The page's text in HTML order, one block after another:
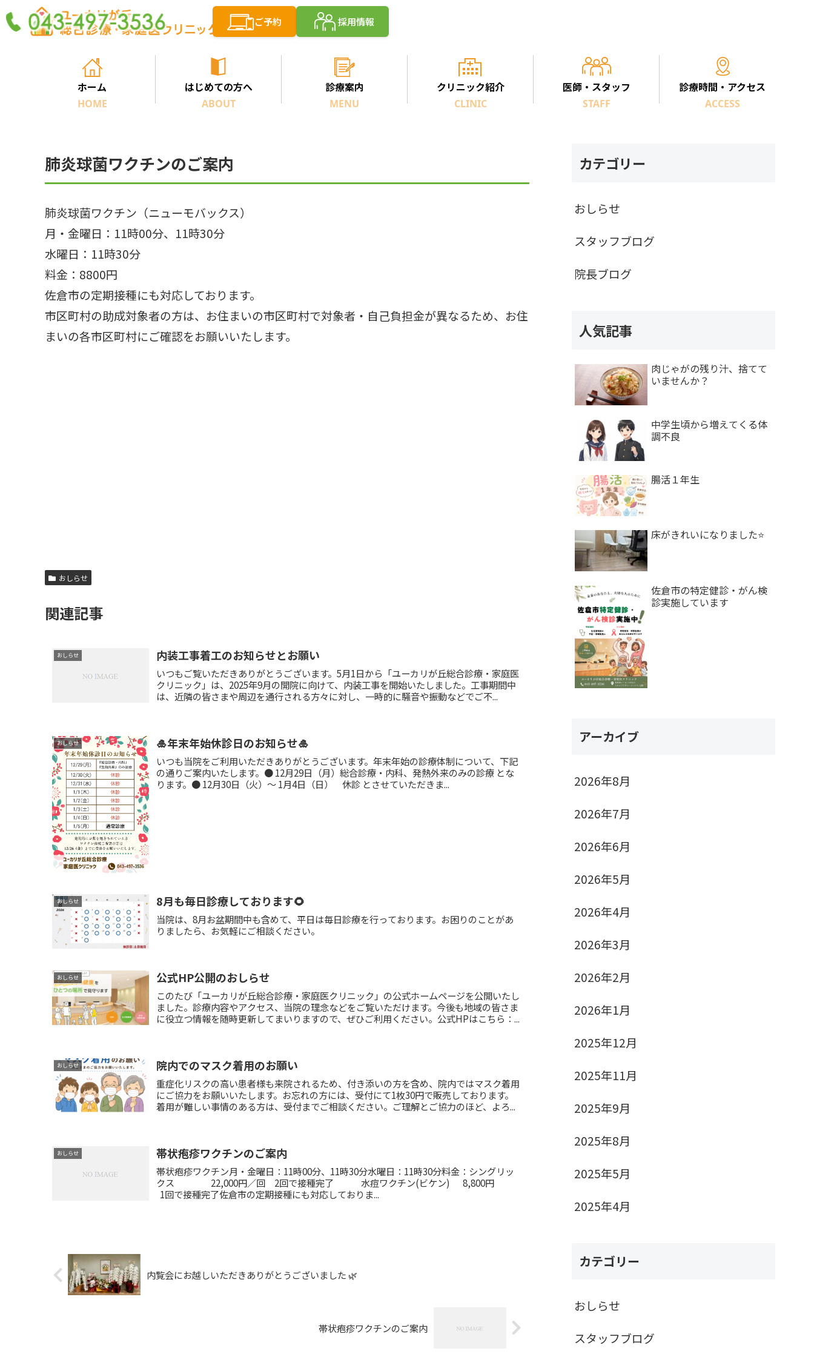
ご予約 採用情報
ホーム
HOME
はじめての方へ
ABOUT
診療案内
MENU
クリニック紹介
CLINIC
医師・スタッフ
STAFF
診療時間・アクセス
ACCESS
肺炎球菌ワクチンのご案内
肺炎球菌ワクチン（ニューモバックス）
月・金曜日：11時00分、11時30分
水曜日：11時30分
料金：8800円
佐倉市の定期接種にも対応しております。
市区町村の助成対象者の方は、お住まいの市区町村で対象者・自己負担金が異なるため、お住
まいの各市区町村にご確認をお願いいたします。
おしらせ
関連記事
おしらせ 内装工事着工のお知らせとお願い
いつもご覧いただきありがとうございます。5月1日から「ユーカリが丘総合診療・家庭医
クリニック」は、2025年9月の開院に向けて、内装工事を開始いたしました。工事期間中
は、近隣の皆さまや周辺を通行される方々に対し、一時的に騒音や振動などでご不...
おしらせ 🎍年末年始休診日のお知らせ🎍
いつも当院をご利用いただきありがとうございます。年末年始の診療体制について、下記
の通りご案内いたします。● 12月29日（月）総合診療・内科、発熱外来のみの診療 とな
ります。● 12月30日（火）～ 1月4日（日） 休診 とさせていただきま...
おしらせ 8月も毎日診療しております🌻
当院は、8月お盆期間中も含めて、平日は毎日診療を行っております。お困りのことがあ
りましたら、お気軽にご相談ください。
おしらせ 公式HP公開のおしらせ
このたび「ユーカリが丘総合診療・家庭医クリニック」の公式ホームページを公開いたし
ました。診療内容やアクセス、当院の理念などをご覧いただけます。今後も地域の皆さま
に役立つ情報を随時更新してまいりますので、ぜひご利用ください。公式HPはこちら：...
おしらせ 院内でのマスク着用のお願い
重症化リスクの高い患者様も来院されるため、付き添いの方を含め、院内ではマスク着用
にご協力をお願いいたします。お忘れの方には、受付にて1枚30円で販売しております。
着用が難しい事情のある方は、受付までご相談ください。ご理解とご協力のほど、よろ...
おしらせ 帯状疱疹ワクチンのご案内
帯状疱疹ワクチン月・金曜日：11時00分、11時30分水曜日：11時30分料金：シングリッ
クス 22,000円／回 2回で接種完了 水痘ワクチン(ビケン) 8,800円
1回で接種完了佐倉市の定期接種にも対応しておりま...
内覧会にお越しいただきありがとうございました 🌿
帯状疱疹ワクチンのご案内
カテゴリー
おしらせ
スタッフブログ
院長ブログ
人気記事
肉じゃがの残り汁、捨てて
いませんか？
中学生頃から増えてくる体
調不良
腸活１年生
床がきれいになりました⭐
佐倉市の特定健診・がん検
診実施しています
アーカイブ
2026年8月
2026年7月
2026年6月
2026年5月
2026年4月
2026年3月
2026年2月
2026年1月
2025年12月
2025年11月
2025年9月
2025年8月
2025年5月
2025年4月
カテゴリー
おしらせ
スタッフブログ